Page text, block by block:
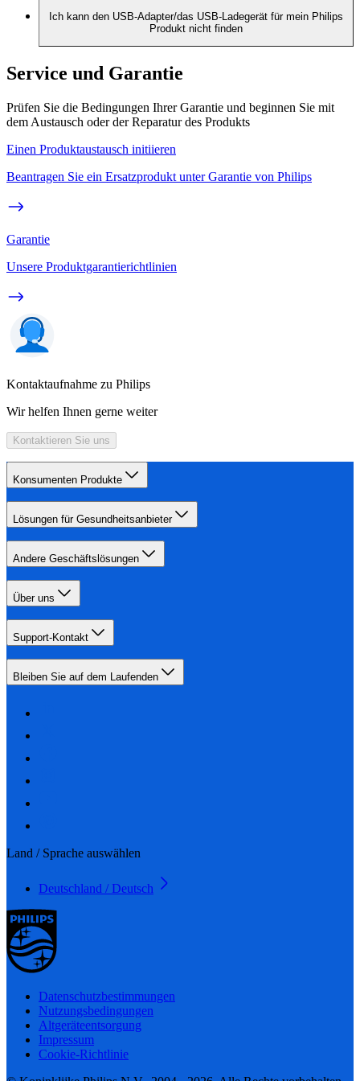
Ich kann den USB-Adapter/das USB-Ladegerät für mein Philips
Produkt nicht finden
Service und Garantie
Prüfen Sie die Bedingungen Ihrer Garantie und beginnen Sie mit
dem Austausch oder der Reparatur des Produkts
Einen Produktaustausch initiieren
Beantragen Sie ein Ersatzprodukt unter Garantie von Philips
Garantie
Unsere Produktgarantierichtlinien
Kontaktaufnahme zu Philips
Wir helfen Ihnen gerne weiter
Kontaktieren Sie uns
Konsumenten Produkte
Lösungen für Gesundheitsanbieter
Andere Geschäftslösungen
Über uns
Support-Kontakt
Bleiben Sie auf dem Laufenden
Land / Sprache auswählen
Deutschland / Deutsch
Datenschutzbestimmungen
Nutzungsbedingungen
Altgeräteentsorgung
Impressum
Cookie-Richtlinie